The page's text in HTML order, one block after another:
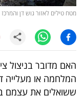
עסקי
ספורט
קריירה
מטח טילים לאזור גוש דן והמרכז (צילום פלאש 90/
האם מדובר בניצול
המלחמה או מעלייה
ששואלים את עצמם